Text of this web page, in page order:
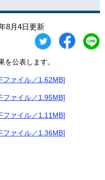
8月4日更新
公表します。
ファイル／1.62MB]
ファイル／1.95MB]
ファイル／1.11MB]
ファイル／1.36MB]